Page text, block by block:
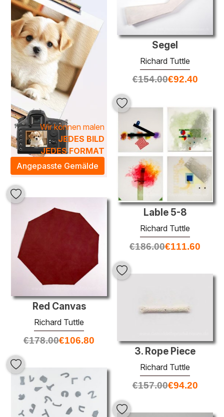
wider.
In unsererRichard Tuttle
Kategorie finden Sie eine
handverlesene Auswahl an beeindruckenden Ölgemälden,
die nicht nur Ihre Wände schmücken, sondern auch eine
inspirierende Atmosphäre in jedem Raum schaffen. Diese
Kunstwerke sind perfekt geeignet, um in modernen Wohn-
oder Arbeitsräumen einen Hauch von Eleganz und
Kreativität zu verbreiten. Entdecken Sie die
zeitgenössische Kunst von Richard Tuttle und bereichern
Sie Ihr Zuhause mit einzigartigen Meisterwerken, die zum
Nachdenken anregen.
Wir können malen
JEDES BILD
JEDES FORMAT
Angepasste Gemälde
Segel
Richard Tuttle
€154.00€92.40
Lable 5-8
Richard Tuttle
€186.00€111.60
Red Canvas
Richard Tuttle
€178.00€106.80
3. Rope Piece
Richard Tuttle
€157.00€94.20